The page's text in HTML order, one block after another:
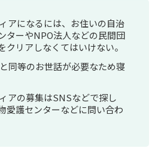
アになるには、お住いの自治
ターやNPO法人などの民間団
クリアしなくてはいけない。
同等のお世話が必要なため寝
アの募集はSNSなどで探し
愛護センターなどに問い合わ